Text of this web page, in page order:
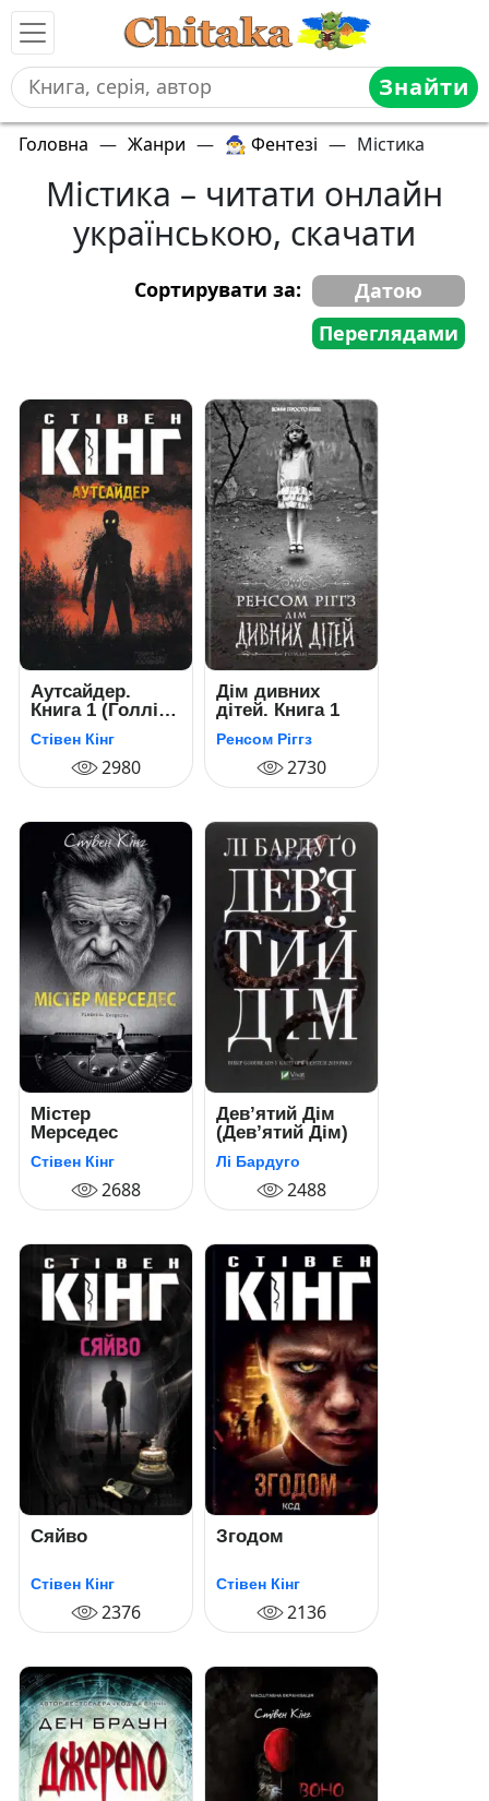
Знайти
Головна — Жанри — 🧙‍♂️ Фентезі — Містика
Містика – читати онлайн
українською, скачати
Сортирувати за:
Датою
Переглядами
Аутсайдер.
Книга 1 (Голлі
Гібні)
Стівен Кінг
2980
Дім дивних
дітей. Книга 1
Ренсом Ріггз
2730
Містер
Мерседес
Стівен Кінг
2688
Дев’ятий Дім
(Дев’ятий Дім)
Лі Бардуго
2488
Сяйво
Стівен Кінг
2376
Згодом
Стівен Кінг
2136